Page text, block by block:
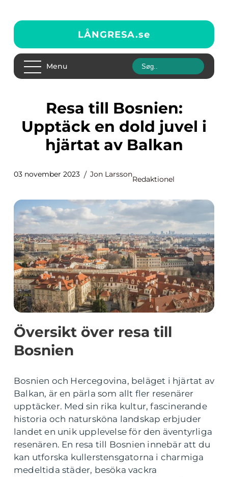
LÅNGRESA.se
Menu
Resa till Bosnien:
Upptäck en dold juvel i
hjärtat av Balkan
03 november 2023 Jon Larsson
Redaktionel
Översikt över resa till
Bosnien
Bosnien och Hercegovina, beläget i hjärtat av
Balkan, är en pärla som allt fler resenärer
upptäcker. Med sin rika kultur, fascinerande
historia och natursköna landskap erbjuder
landet en unik upplevelse för den äventyrliga
resenären. En resa till Bosnien innebär att du
kan utforska kullerstensgatorna i charmiga
medeltida städer, besöka vackra